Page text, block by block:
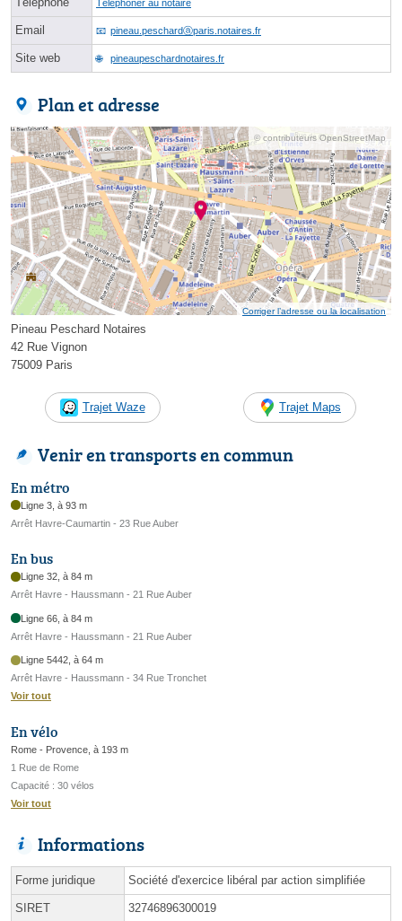
Téléphoner au notaire
Email pineau.peschardⓐparis.notaires.fr
Site web pineaupeschardnotaires.fr
Plan et adresse
© contributeurs OpenStreetMap
Corriger l’adresse ou la localisation
Pineau Peschard Notaires
42 Rue Vignon
75009 Paris
Trajet Waze Trajet Maps
Venir en transports en commun
En métro
Ligne 3, à 93 m
Arrêt Havre-Caumartin - 23 Rue Auber
En bus
Ligne 32, à 84 m
Arrêt Havre - Haussmann - 21 Rue Auber
Ligne 66, à 84 m
Arrêt Havre - Haussmann - 21 Rue Auber
Ligne 5442, à 64 m
Arrêt Havre - Haussmann - 34 Rue Tronchet
Voir tout
En vélo
Rome - Provence, à 193 m
1 Rue de Rome
Capacité : 30 vélos
Voir tout
Informations
Forme juridique Société d'exercice libéral par action simplifiée
SIRET 32746896300019